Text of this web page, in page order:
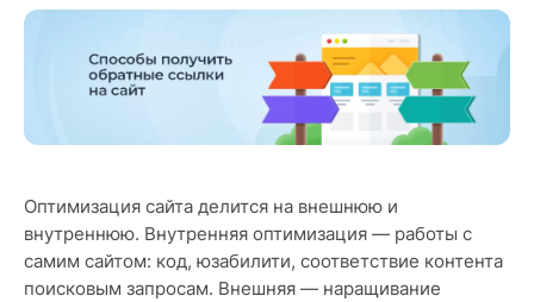
Оптимизация сайта делится на внешнюю и
внутреннюю. Внутренняя оптимизация — работы с
самим сайтом: код, юзабилити, соответствие контента
поисковым запросам. Внешняя — наращивание